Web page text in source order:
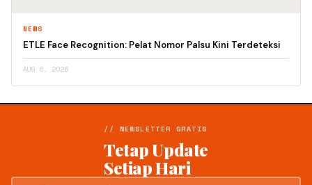
NEWS
ETLE Face Recognition: Pelat Nomor Palsu Kini Terdeteksi
AUG 6, 2026
// NEWSLETTER GRATIS
Tetap Update
Setiap Hari